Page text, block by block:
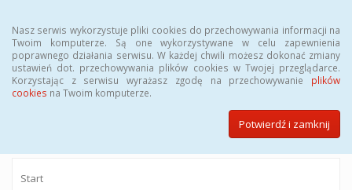
Nasz serwis wykorzystuje pliki cookies do przechowywania informacji na
Twoim komputerze. Są one wykorzystywane w celu zapewnienia
poprawnego działania serwisu. W każdej chwili możesz dokonać zmiany
ustawień dot. przechowywania plików cookies w Twojej przeglądarce.
Korzystając z serwisu wyrażasz zgodę na przechowywanie plików
cookies na Twoim komputerze.
Potwierdź i zamknij
BIULETYN INFORMACJI PUBLICZNEJ
Urzędu Miasta Opola
Start